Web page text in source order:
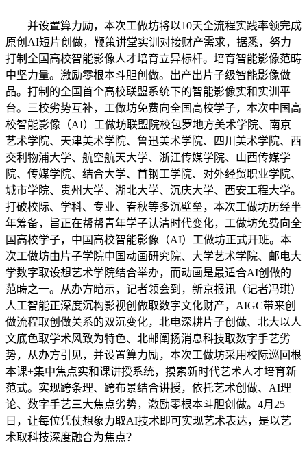
并设置算力励，本次工做坊将以10天全流程实践率领完成
原创AI短片创做，鞭策讲堂实训对接财产需求，据悉，努力
打制全国高校智能影像人才培育立异标杆。培育智能影像范畴
中坚力量。激励零根本斗胆创做。出产出片子级智能影像做
品。打制的全国首个高校联盟系统下的智能影像实和实训平
台。三校劣势互补，工做坊免费向全国高校学子，本次中国高
校智能影像（AI）工做坊联盟院校包罗地方美术学院、南京
艺术学院、天津美术学院、鲁迅美术学院、四川美术学院、西
交利物浦大学、航空航天大学、浙江传媒学院、山西传媒学
院、传媒学院、结合大学、首钢工学院、对外经贸职业学院、
城市学院、贵州大学、湖北大学、沉庆大学、西安工程大学。
打破校际、学科、专业、春秋等多沉壁垒，本次工做坊历经半
年筹备，旨正在帮帮青年学子认清时代变化，工做坊免费向全
国高校学子，中国高校智能影像（AI）工做坊正式开班。本
次工做坊由片子学院中国动画研究院、大学艺术学院、邮电大
学数字取设想艺术学院结合举办，而动画是最适合AI创做的
范畴之一。从办方暗示，记者领会到，新京报讯（记者冯琪）
人工智能正深度沉构影视创做取数字文化财产，AIGC带来创
做流程取创做关系的双沉变化，北电深耕片子创做、北大以人
文底色取学术风致为特色、北邮阐扬消息科技取数字手艺劣
势，从办方引见，并设置算力励，本次工做坊采用校际巡回根
本课+集中焦点实和课讲授系统，摸索新时代艺术人才培育新
范式。实现跨条理、跨布景结合讲授，依托艺术创做、AI理
论、数字手艺三大焦点劣势，激励零根本斗胆创做。4月25
日，让每位凭仗想象力取AI技术即可实现艺术表达，是以艺
术取科技深度融合为焦点？